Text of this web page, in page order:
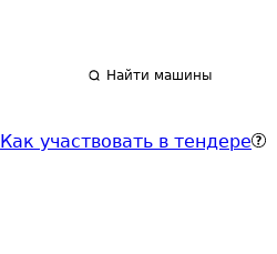
Найти машины
Как участвовать в тендере